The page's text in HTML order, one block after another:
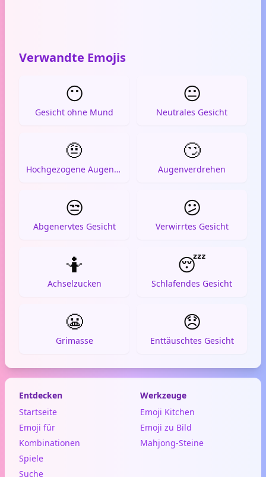
Verwandte Emojis
😶
Gesicht ohne Mund
😐
Neutrales Gesicht
🤨
Hochgezogene Augenbraue
🙄
Augenverdrehen
😒
Abgenervtes Gesicht
😕
Verwirrtes Gesicht
🤷
Achselzucken
😴
Schlafendes Gesicht
😬
Grimasse
😞
Enttäuschtes Gesicht
Entdecken
Startseite
Emoji für
Kombinationen
Spiele
Suche
Werkzeuge
Emoji Kitchen
Emoji zu Bild
Mahjong-Steine